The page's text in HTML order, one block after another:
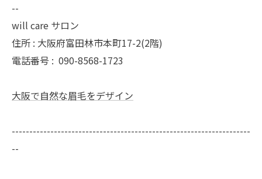
--
will care サロン
住所 : 大阪府富田林市本町17-2(2階)
電話番号 : 090-8568-1723
大阪で自然な眉毛をデザイン
--------------------------------------------------------------------
--